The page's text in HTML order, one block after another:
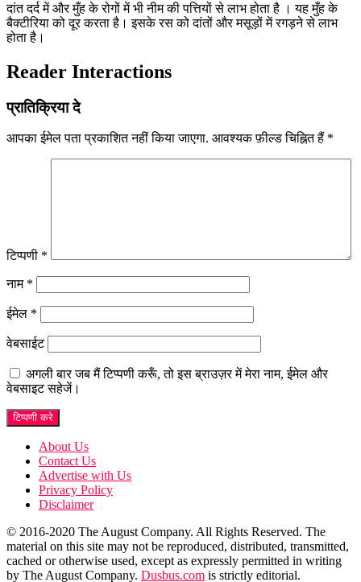
दांत दर्द में और मुँह के रोगों में भी नीम की पत्तियों से लाभ होता है । यह मुँह के
बैक्टीरिया को दूर करता है। इसके रस को दांतों और मसूड़ों में रगड़ने से लाभ
होता है।
Reader Interactions
प्रातिक्रिया दे
आपका ईमेल पता प्रकाशित नहीं किया जाएगा. आवश्यक फ़ील्ड चिह्नित हैं *
टिप्पणी *
नाम *
ईमेल *
वेबसाईट
अगली बार जब मैं टिप्पणी करूँ, तो इस ब्राउज़र में मेरा नाम, ईमेल और
वेबसाइट सहेजें।
About Us
Contact Us
Advertise with Us
Privacy Policy
Disclaimer
© 2016-2020 The August Company. All Rights Reserved. The
material on this site may not be reproduced, distributed, transmitted,
cached or otherwise used, except as expressly permitted in writing
by The August Company. Dusbus.com is strictly editorial.